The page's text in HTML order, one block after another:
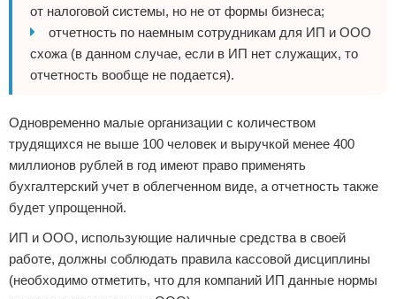
от налоговой системы, но не от формы бизнеса;
отчетность по наемным сотрудникам для ИП и ООО
схожа (в данном случае, если в ИП нет служащих, то
отчетность вообще не подается).
Одновременно малые организации с количеством
трудящихся не выше 100 человек и выручкой менее 400
миллионов рублей в год имеют право применять
бухгалтерский учет в облегченном виде, а отчетность также
будет упрощенной.
ИП и ООО, использующие наличные средства в своей
работе, должны соблюдать правила кассовой дисциплины
(необходимо отметить, что для компаний ИП данные нормы